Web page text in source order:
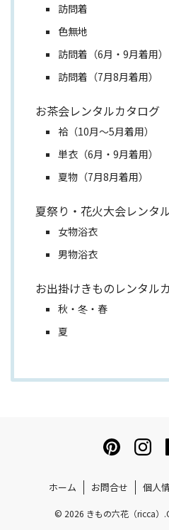
訪問着
色無地
訪問着（6月・9月着用）
訪問着（7月8月着用）
お茶会レンタルカタログ
袷（10月～5月着用）
単衣（6月・9月着用）
夏物（7月8月着用）
夏祭り・花火大会レンタ
女物浴衣
男物浴衣
お出掛けきものレンタル
秋・冬・春
夏
ホーム お問合せ 個人
© 2026 きもの六花（ricca）